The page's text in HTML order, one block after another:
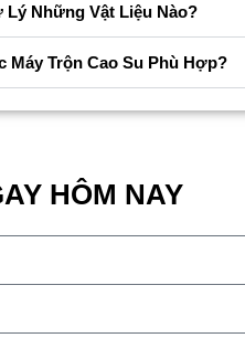
Lý Những Vật Liệu Nào?
Máy Trộn Cao Su Phù Hợp?
HÔM NAY